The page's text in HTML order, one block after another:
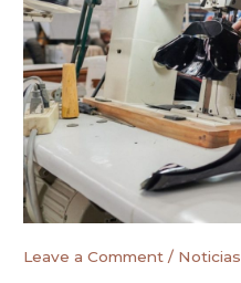
Leave a Comment / Noticias
Calzado
convoca
a
proveedores
para
la
fabricación
de
más
de